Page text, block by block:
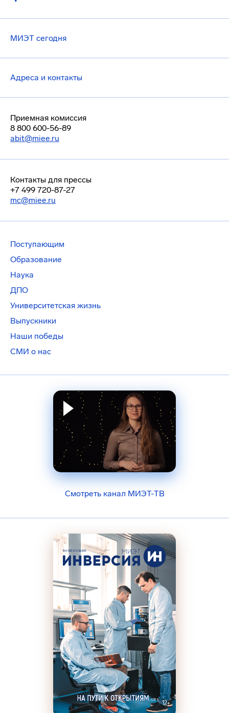
МИЭТ сегодня
Адреса и контакты
Приемная комиссия
8 800 600-56-89
abit@miee.ru
Контакты для прессы
+7 499 720-87-27
mc@miee.ru
Поступающим
Образование
Наука
ДПО
Университетская жизнь
Выпускники
Наши победы
СМИ о нас
Смотреть канал МИЭТ-ТВ